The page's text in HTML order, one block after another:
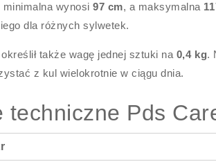
minimalna wynosi97 cm, a maksymalna
dla różnych sylwetek.
także wagę jednej sztuki na 0,4 kg.
z kul wielokrotnie w ciągu dnia.
techniczne Pds